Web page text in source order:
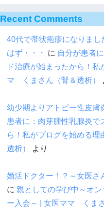
Recent Comments
40代で帯状疱疹になりま
はず・・・
に 自分が患者
ド治療が始まったから！
マ くまさん（腎＆透析）
幼少期よりアトピー性皮
患者に：肉芽腫性乳腺炎で
ら！私がブログを始める
透析）
より
婚活ドクター！？～女医さ
に 親としての学び中～オ
ー入会～ | 女医ママ くま